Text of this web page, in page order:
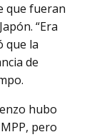
que fueran
“Era
que la
de
hubo
pero